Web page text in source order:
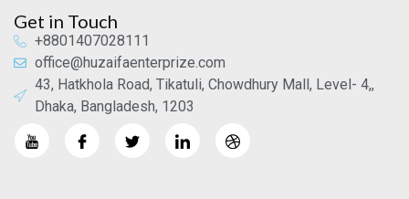
Get in Touch
+8801407028111
office@huzaifaenterprize.com
43, Hatkhola Road, Tikatuli, Chowdhury Mall, Level- 4,,
Dhaka, Bangladesh, 1203